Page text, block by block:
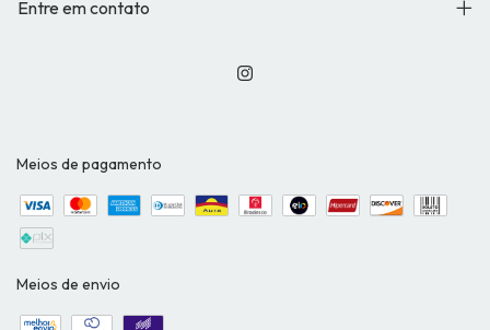
Entre em contato
Meios de pagamento
Meios de envio